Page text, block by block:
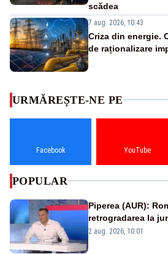
scădea
7 aug. 2026, 10:43
Criza din energie.
de raționalizare
URMĂREȘTE-NE PE
Facebook YouTube
POPULAR
Piperea (AUR):
retrogradarea la
catastrofă pentru
2 aug. 2026, 10:01